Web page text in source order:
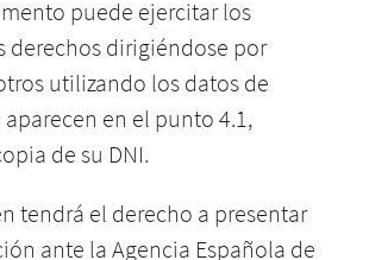
puede ejercitar los
derechos dirigiéndose por
utilizando los datos de
en el punto 4.1,
de su DNI.
tendrá el derecho a presentar
ante la Agencia Española de